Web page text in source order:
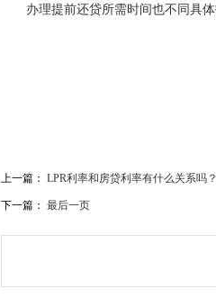
办理提前还贷所需时间也不同具
上一篇： LPR利率和房贷利率有什么关系吗
下一篇： 最后一页